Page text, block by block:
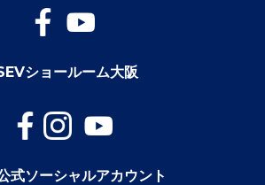
ショールーム大阪
式ソーシャルアカウント